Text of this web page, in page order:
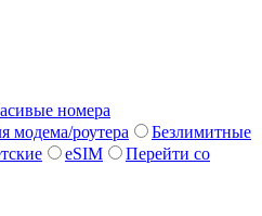
номера
модема/роутера
Безлимитные
eSIM
Перейти со